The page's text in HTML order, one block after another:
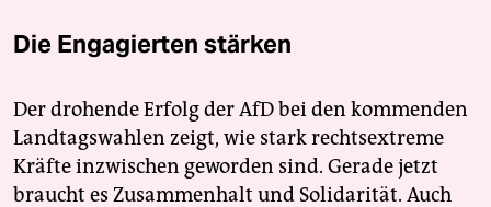
Die Engagierten stärken
Der drohende Erfolg der AfD bei den kommenden
Landtagswahlen zeigt, wie stark rechtsextreme
Kräfte inzwischen geworden sind. Gerade jetzt
braucht es Zusammenhalt und Solidarität. Auch